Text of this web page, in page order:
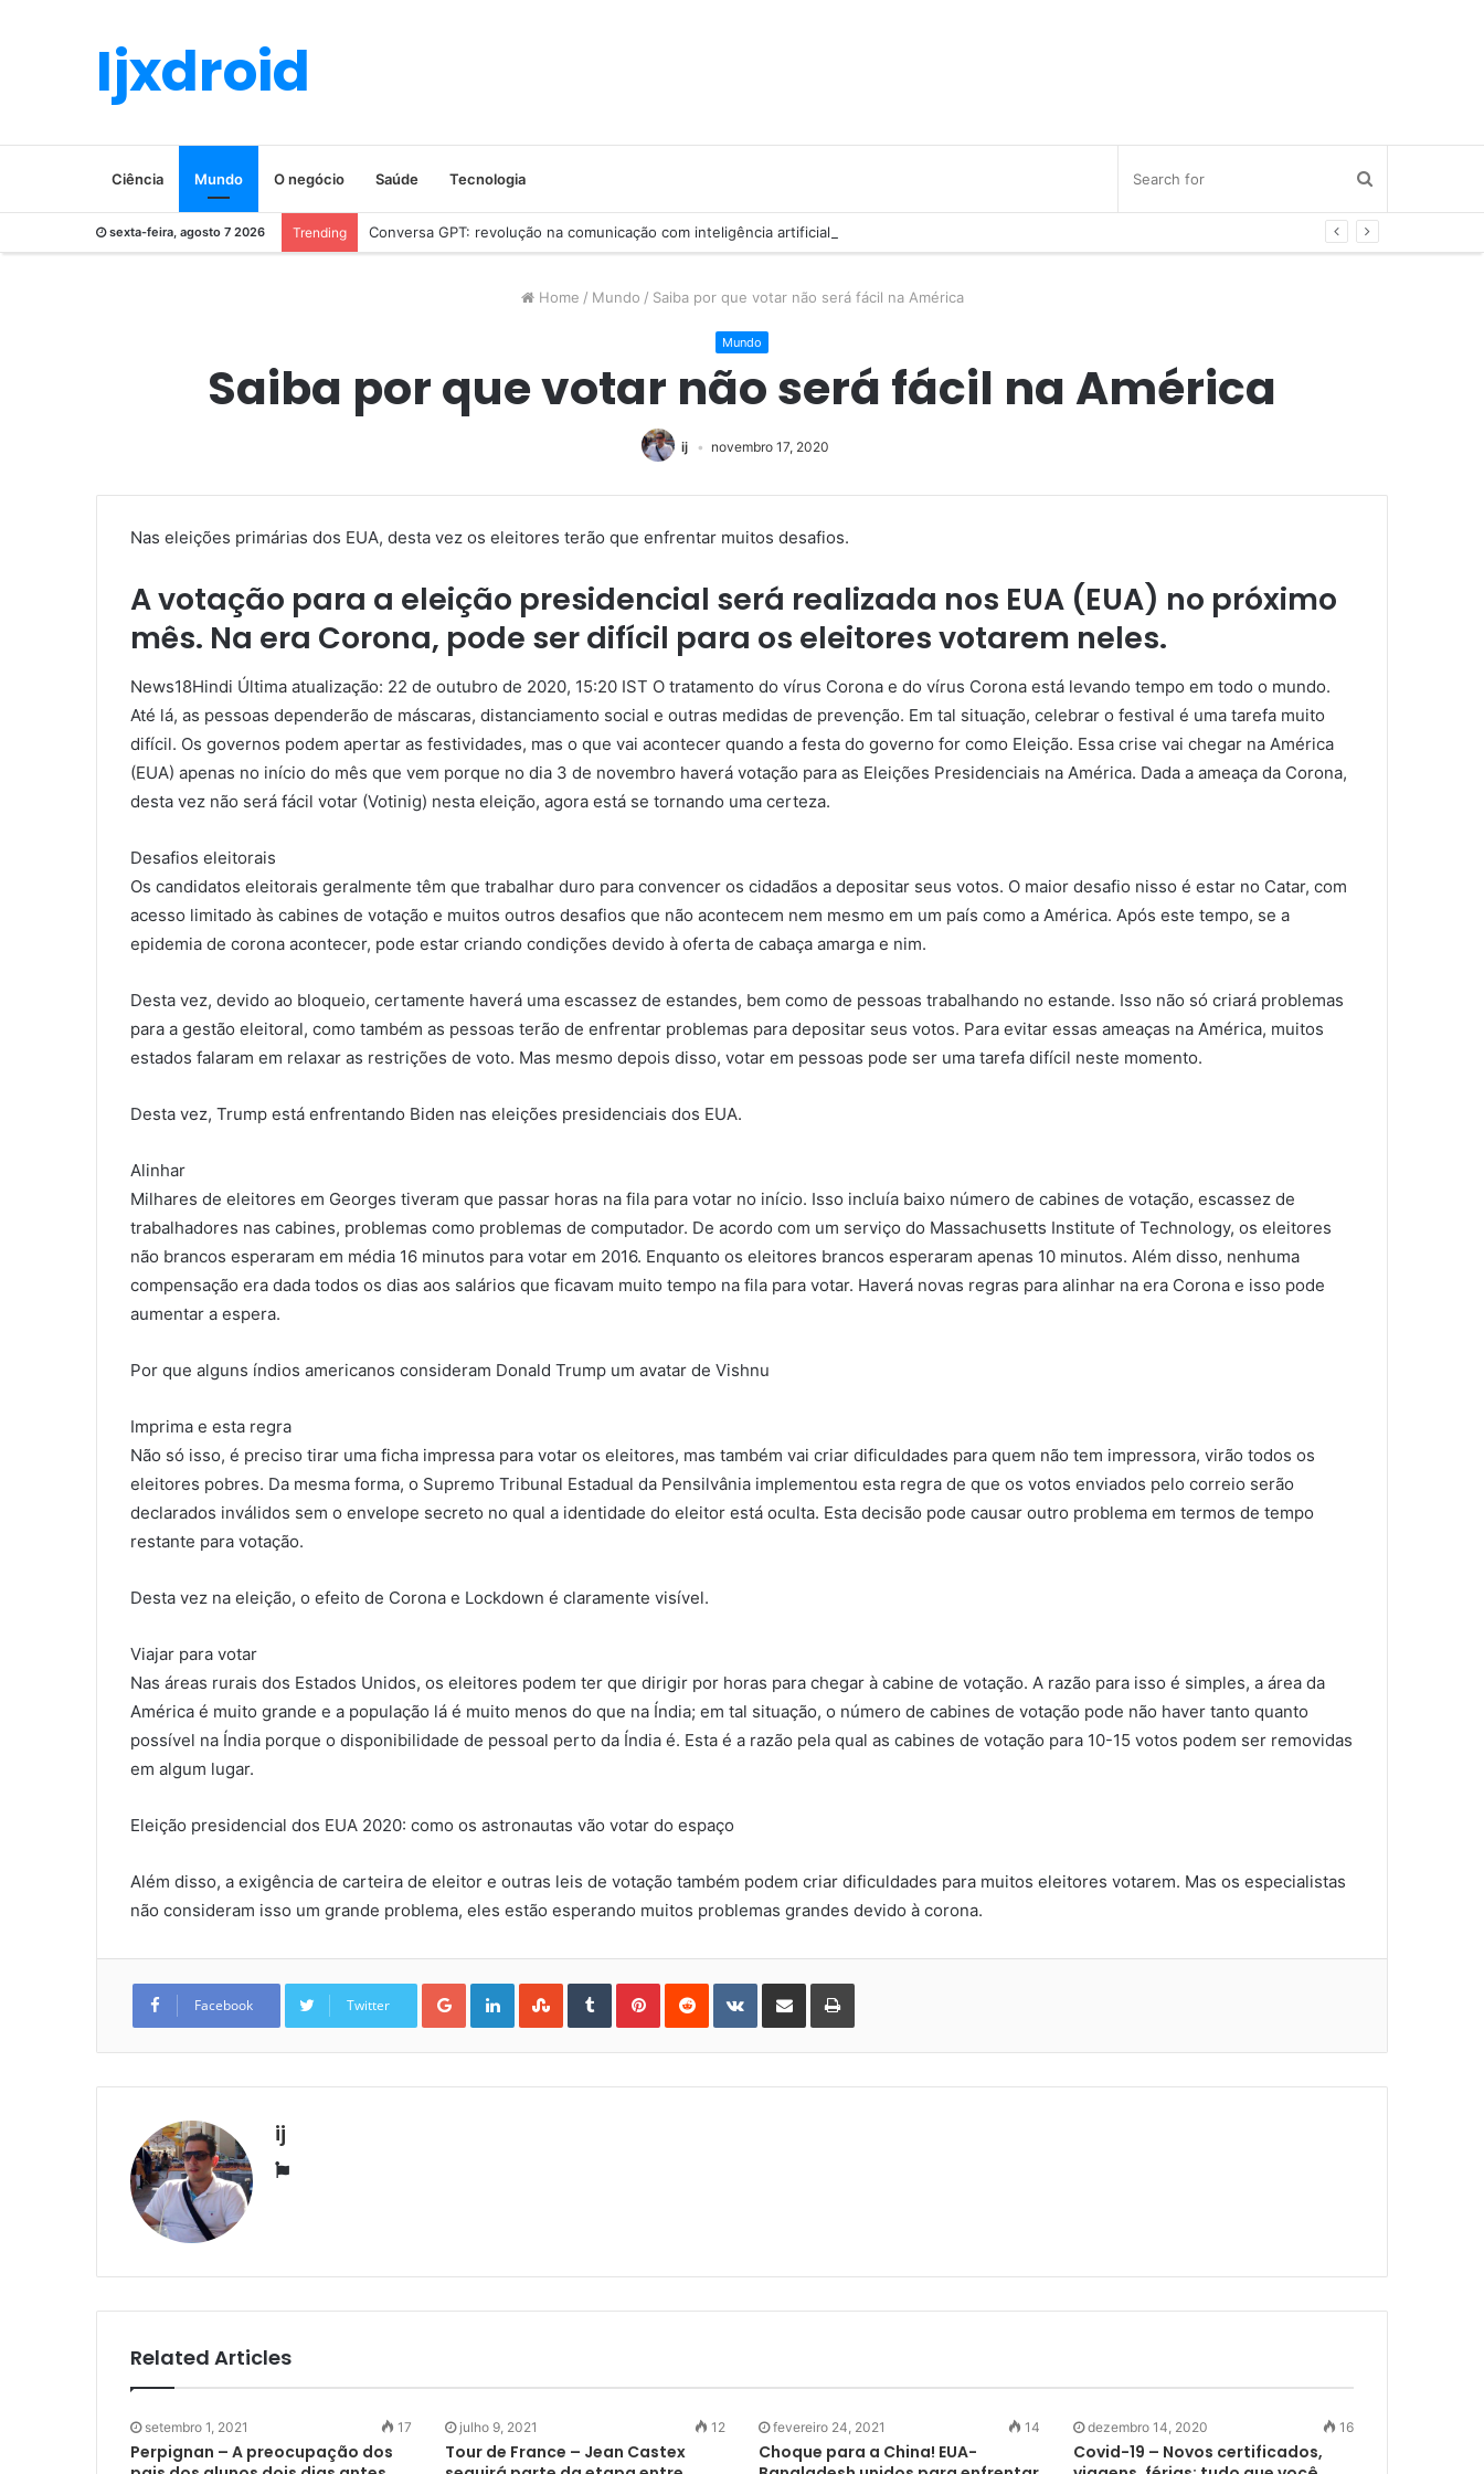
Ijxdroid
Ciência Mundo O negócio Saúde Tecnologia
sexta-feira, agosto 7 2026 Trending Conversa GPT: revolução na comunicação com inteligência artificial
Home / Mundo / Saiba por que votar não será fácil na América
Mundo
Saiba por que votar não será fácil na América
ij novembro 17, 2020
Nas eleições primárias dos EUA, desta vez os eleitores terão que enfrentar muitos desafios.
A votação para a eleição presidencial será realizada nos EUA (EUA) no próximo
mês. Na era Corona, pode ser difícil para os eleitores votarem neles.
News18Hindi Última atualização: 22 de outubro de 2020, 15:20 IST O tratamento do vírus Corona e do vírus Corona está levando tempo em todo o mundo.
Até lá, as pessoas dependerão de máscaras, distanciamento social e outras medidas de prevenção. Em tal situação, celebrar o festival é uma tarefa muito
difícil. Os governos podem apertar as festividades, mas o que vai acontecer quando a festa do governo for como Eleição. Essa crise vai chegar na América
(EUA) apenas no início do mês que vem porque no dia 3 de novembro haverá votação para as Eleições Presidenciais na América. Dada a ameaça da Corona,
desta vez não será fácil votar (Votinig) nesta eleição, agora está se tornando uma certeza.
Desafios eleitorais
Os candidatos eleitorais geralmente têm que trabalhar duro para convencer os cidadãos a depositar seus votos. O maior desafio nisso é estar no Catar, com
acesso limitado às cabines de votação e muitos outros desafios que não acontecem nem mesmo em um país como a América. Após este tempo, se a
epidemia de corona acontecer, pode estar criando condições devido à oferta de cabaça amarga e nim.
Desta vez, devido ao bloqueio, certamente haverá uma escassez de estandes, bem como de pessoas trabalhando no estande. Isso não só criará problemas
para a gestão eleitoral, como também as pessoas terão de enfrentar problemas para depositar seus votos. Para evitar essas ameaças na América, muitos
estados falaram em relaxar as restrições de voto. Mas mesmo depois disso, votar em pessoas pode ser uma tarefa difícil neste momento.
Desta vez, Trump está enfrentando Biden nas eleições presidenciais dos EUA.
Alinhar
Milhares de eleitores em Georges tiveram que passar horas na fila para votar no início. Isso incluía baixo número de cabines de votação, escassez de
trabalhadores nas cabines, problemas como problemas de computador. De acordo com um serviço do Massachusetts Institute of Technology, os eleitores
não brancos esperaram em média 16 minutos para votar em 2016. Enquanto os eleitores brancos esperaram apenas 10 minutos. Além disso, nenhuma
compensação era dada todos os dias aos salários que ficavam muito tempo na fila para votar. Haverá novas regras para alinhar na era Corona e isso pode
aumentar a espera.
Por que alguns índios americanos consideram Donald Trump um avatar de Vishnu
Imprima e esta regra
Não só isso, é preciso tirar uma ficha impressa para votar os eleitores, mas também vai criar dificuldades para quem não tem impressora, virão todos os
eleitores pobres. Da mesma forma, o Supremo Tribunal Estadual da Pensilvânia implementou esta regra de que os votos enviados pelo correio serão
declarados inválidos sem o envelope secreto no qual a identidade do eleitor está oculta. Esta decisão pode causar outro problema em termos de tempo
restante para votação.
Desta vez na eleição, o efeito de Corona e Lockdown é claramente visível.
Viajar para votar
Nas áreas rurais dos Estados Unidos, os eleitores podem ter que dirigir por horas para chegar à cabine de votação. A razão para isso é simples, a área da
América é muito grande e a população lá é muito menos do que na Índia; em tal situação, o número de cabines de votação pode não haver tanto quanto
possível na Índia porque o disponibilidade de pessoal perto da Índia é. Esta é a razão pela qual as cabines de votação para 10-15 votos podem ser removidas
em algum lugar.
Eleição presidencial dos EUA 2020: como os astronautas vão votar do espaço
Além disso, a exigência de carteira de eleitor e outras leis de votação também podem criar dificuldades para muitos eleitores votarem. Mas os especialistas
não consideram isso um grande problema, eles estão esperando muitos problemas grandes devido à corona.
Facebook Twitter
Google+LinkedInStumbleUpon
TumblrPinterestReddit VKontakteShare
Email
Print
ij
Website
Related Articles
setembro 1, 2021 17
Perpignan – A preocupação dos
julho 9, 2021 12
Tour de France – Jean Castex
fevereiro 24, 2021 14
Choque para a China! EUA-
dezembro 14, 2020 16
Covid-19 – Novos certificados,